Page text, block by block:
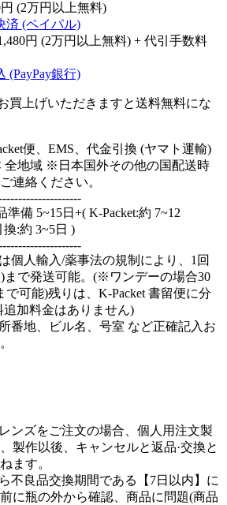
(2万円以上無料)
円 (2万円以上無料) + 代引手数料
買上げいただきますと送料無料にな
便、EMS、代金引換 (ヤマト運輸)
全地域 ※日本国外その他の国配送時
連絡ください。
備 5~15日+( K-Packet:約 7~12
換:約 3~5日 )
個人輸入/薬事法の規制により、1回
)まで発送可能。(※ワンデーの場合30
で可能)残りは、K-Packet 書留便に分
追加料金はありません)
番地、ビル名、号室 など正確記入お
ンズをご注文の場合、個人用注文製
製作以後、キャンセルと返品·交換と
ます。
不良品交換期間である【7日以内】に
に瓶の外から確認、商品に問題(商品